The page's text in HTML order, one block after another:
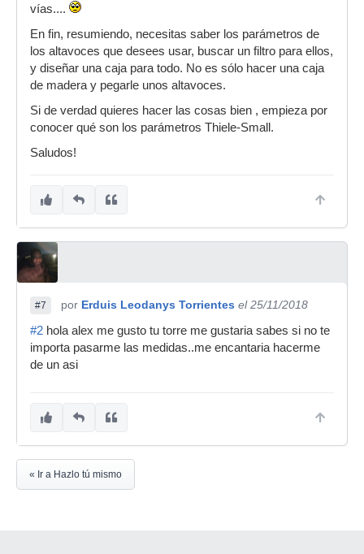
vías....
En fin, resumiendo, necesitas saber los parámetros de
los altavoces que desees usar, buscar un filtro para ellos,
y diseñar una caja para todo. No es sólo hacer una caja
de madera y pegarle unos altavoces.
Si de verdad quieres hacer las cosas bien , empieza por
conocer qué son los parámetros Thiele-Small.
Saludos!
#7 por Erduis Leodanys Torrientes el 25/11/2018
#2 hola alex me gusto tu torre me gustaria sabes si no te
importa pasarme las medidas..me encantaria hacerme
de un asi
« Ir a Hazlo tú mismo